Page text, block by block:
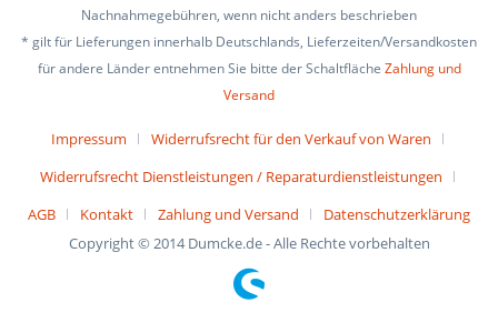
Nachnahmegebühren, wenn nicht anders beschrieben
* gilt für Lieferungen innerhalb Deutschlands, Lieferzeiten/Versandkosten
für andere Länder entnehmen Sie bitte der Schaltfläche Zahlung und
Versand
Impressum
Widerrufsrecht für den Verkauf von Waren
Widerrufsrecht Dienstleistungen / Reparaturdienstleistungen
AGB
Kontakt Zahlung und Versand
Datenschutzerklärung
Copyright © 2014 Dumcke.de - Alle Rechte vorbehalten